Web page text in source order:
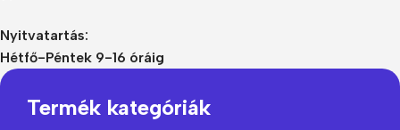
Nyitvatartás:
Hétfő-Péntek 9-16 óráig
Termék kategóriák